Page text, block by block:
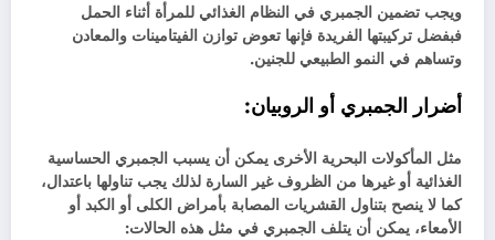
ويجب تضمين الجمبري في النظام الغذائي للمرأة أثناء الحمل
فبفضل تركيبتها الفريدة فإنها تعوض توازن الفيتامينات والمعادن
وتساهم في النمو الطبيعي للجنين.
أضرار الجمبري أو الروبيان:
مثل المأكولات البحرية الأخرى يمكن أن يسبب الجمبري الحساسية
الغذائية أو غيرها من الظروف غير السارة لذلك يجب تناولها باعتدال،
كما لا ينصح بتناول القشريات المصابة بأمراض الكلى أو الكبد أو
الأمعاء، يمكن أن يتلف الجمبري في مثل هذه الحالات: